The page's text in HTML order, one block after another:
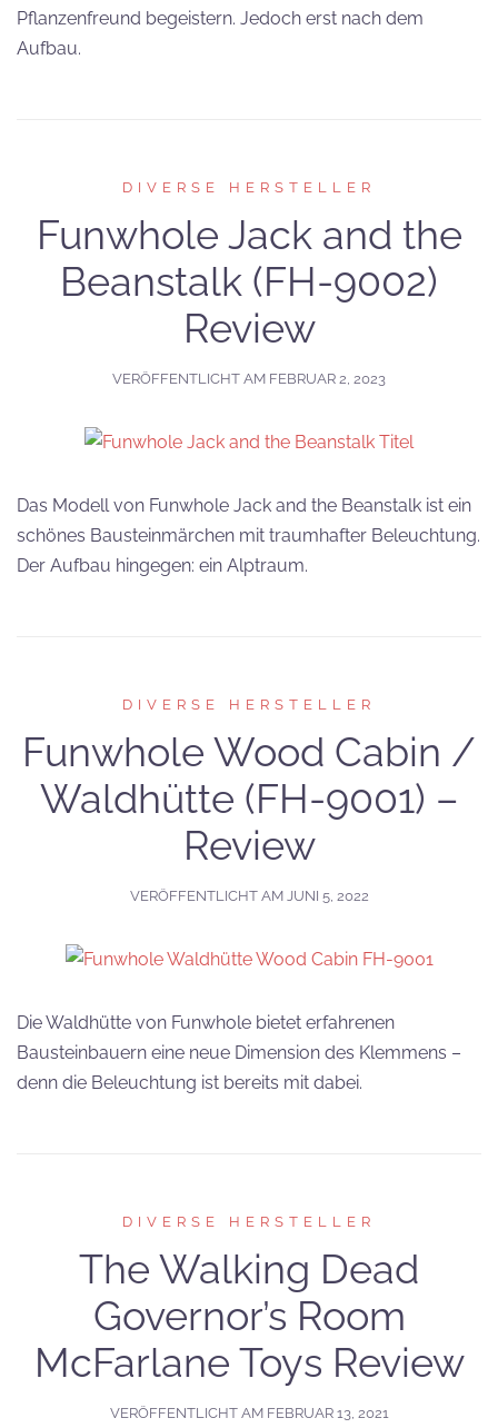
Pflanzenfreund begeistern. Jedoch erst nach dem
Aufbau.
DIVERSE HERSTELLER
Funwhole Jack and the
Beanstalk (FH-9002)
Review
VERÖFFENTLICHT AM FEBRUAR 2, 2023
Das Modell von Funwhole Jack and the Beanstalk ist ein
schönes Bausteinmärchen mit traumhafter Beleuchtung.
Der Aufbau hingegen: ein Alptraum.
DIVERSE HERSTELLER
Funwhole Wood Cabin /
Waldhütte (FH-9001) –
Review
VERÖFFENTLICHT AM JUNI 5, 2022
Die Waldhütte von Funwhole bietet erfahrenen
Bausteinbauern eine neue Dimension des Klemmens –
denn die Beleuchtung ist bereits mit dabei.
DIVERSE HERSTELLER
The Walking Dead
Governor’s Room
McFarlane Toys Review
VERÖFFENTLICHT AM FEBRUAR 13, 2021